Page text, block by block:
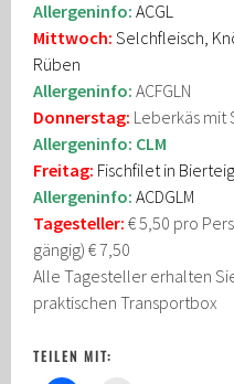
Allergeninfo:ACGL
Mittwoch:Selchfleisch,
Rüben
Allergeninfo: ACFGLN
Donnerstag: Leberkäs mit
Allergeninfo: CLM
Freitag: Fischfilet in
Allergeninfo:ACDGLM
Tagesteller: € 5,50 pro
gängig) € 7,50
Alle Tagesteller erhalten
praktischen Transportbox
TEILEN MIT: